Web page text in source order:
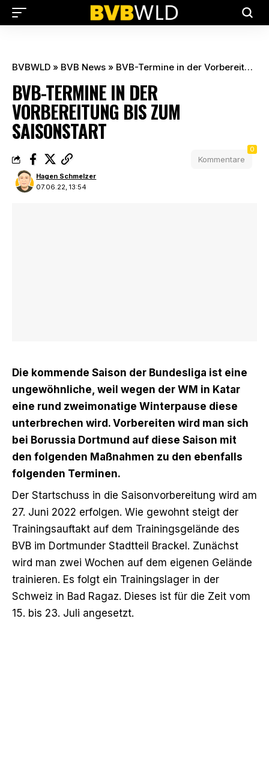
BVBWLD » BVB News » BVB-Termine in der Vorbereitung bis zum Saisonstart
BVB-TERMINE IN DER
VORBEREITUNG BIS ZUM
SAISONSTART
07.06.22, 13:54
Hagen Schmelzer
Kommentare
0
Die kommende Saison der Bundesliga ist eine
ungewöhnliche, weil wegen der WM in Katar
eine rund zweimonatige Winterpause diese
unterbrechen wird. Vorbereiten wird man sich
bei Borussia Dortmund auf diese Saison mit
den folgenden Maßnahmen zu den ebenfalls
folgenden Terminen.
Der Startschuss in die Saisonvorbereitung wird am
27. Juni 2022 erfolgen. Wie gewohnt steigt der
Trainingsauftakt auf dem Trainingsgelände des
BVB im Dortmunder Stadtteil Brackel. Zunächst
wird man zwei Wochen auf dem eigenen Gelände
trainieren. Es folgt ein Trainingslager in der
Schweiz in Bad Ragaz. Dieses ist für die Zeit vom
15. bis 23. Juli angesetzt.